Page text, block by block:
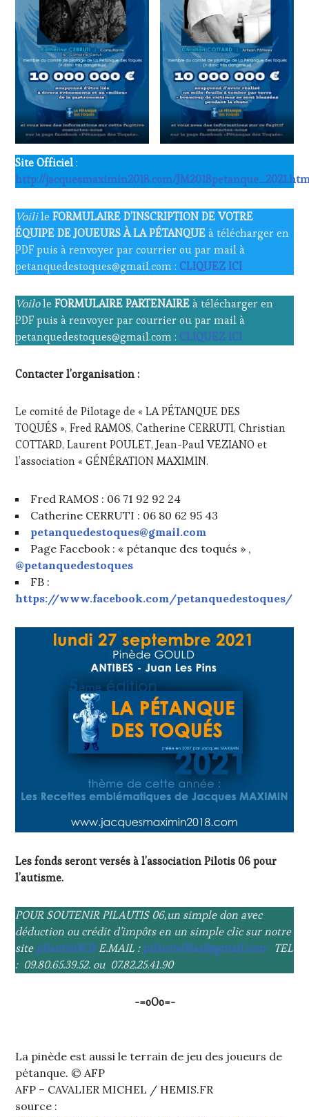
Site Officiel:
http://jacquesmaximin2018.com/
Voilile FORMULAIRE D’INSCRIPTION DE VOTRE
ÉQUIPE DE JOUEURS À LA PÉTANQUEà télécharger en
PDF puis à renvoyer par courrier ou par mail à
petanquedestoques@gmail.com : CLIQUEZ ICI
Voilole FORMULAIRE PARTENAIREà télécharger en
PDF puis à renvoyer par courrier ou par mail à
petanquedestoques@gmail.com : CLIQUEZ ICI
Contacter l’organisation :
Le comité de Pilotage de « LA PÉTANQUE DES
TOQUÉS », Fred RAMOS, Catherine CERRUTI, Christian
COTTARD, Laurent POULET, Jean-Paul VEZIANO et
l’association « GÉNÉRATION MAXIMIN.
Fred RAMOS : 06 71 92 92 24
Catherine CERRUTI : 06 80 62 95 43
petanquedestoques@gmail.com
Page Facebook : « pétanque des toqués » ,
@petanquedestoques
FB :
https://www.facebook.com/petanquedestoques/
Les fonds seront versés à l’association Pilotis 06 pour
l’autisme.
POUR SOUTENIR PILAUTIS 06,un simple don avec
déduction ou crédit d’impôts en un simple clic sur notre
sitepilautis06.frE.MAIL :pilautis06asf@gmail.comTEL
: 09.80.65.39.52. ou 07.82.25.41.90
-=oOo=-
La pinède est aussi le terrain de jeu des joueurs de
pétanque. © AFP
AFP – CAVALIER MICHEL / HEMIS.FR
source :